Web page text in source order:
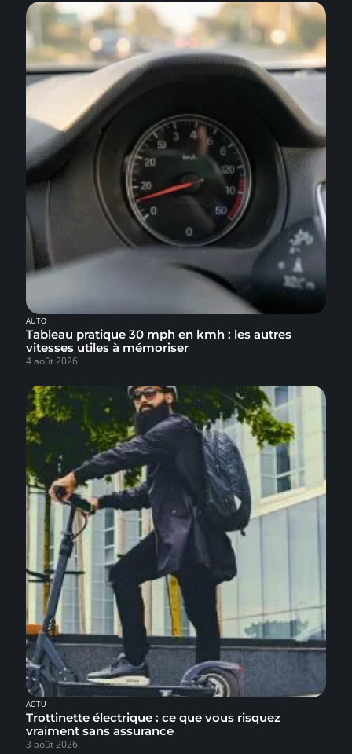
AUTO
Tableau pratique 30 mph en kmh : les autres
vitesses utiles à mémoriser
4 août 2026
ACTU
Trottinette électrique : ce que vous risquez
vraiment sans assurance
3 août 2026